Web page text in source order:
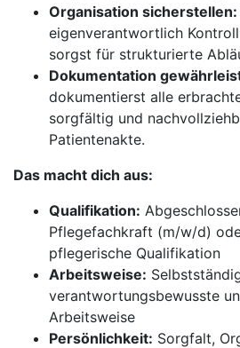
Organisation sicherstellen:
eigenverantwortlich
sorgst für strukturierte
Dokumentation
dokumentierst alle
sorgfältig und
Patientenakte.
Das macht dich aus:
Qualifikation:
Pflegefachkraft (m/w/d)
pflegerische Qualifikation
Arbeitsweise:
verantwortungsbewusste
Arbeitsweise
Persönlichkeit: Sorgfalt,